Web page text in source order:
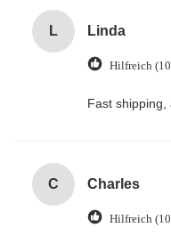
L Linda
Hilfreich
Fast shipping,
C Charles
Hilfreich